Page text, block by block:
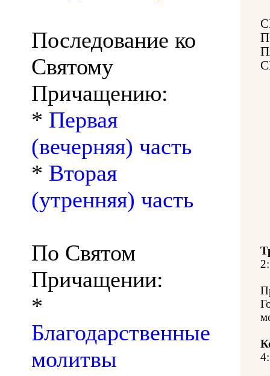
Последование ко
Святому
Причащению:
* Первая
(вечерняя) часть
* Вторая
(утренняя) часть
По Святом
Причащении:
*
Благодарственные
молитвы
2:
4: